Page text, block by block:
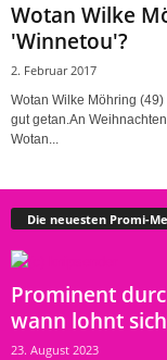
Wotan Wilke
'Winnetou'?
2. Februar 2017
Wotan Wilke Möhring
gut getan.An
Wotan...
Die neuesten Promi-
Prominent
wann lohnt
23. August 2023